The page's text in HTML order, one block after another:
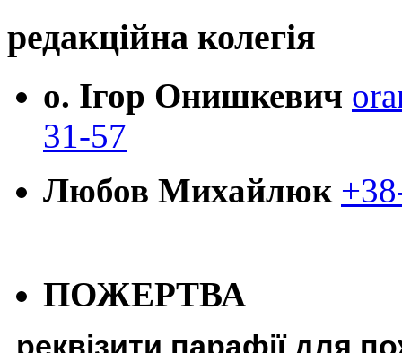
редакційна колегія
о. Ігор Онишкевич
31-57
Любов Михайлюк
ПОЖЕРТВА
реквізити парафії для